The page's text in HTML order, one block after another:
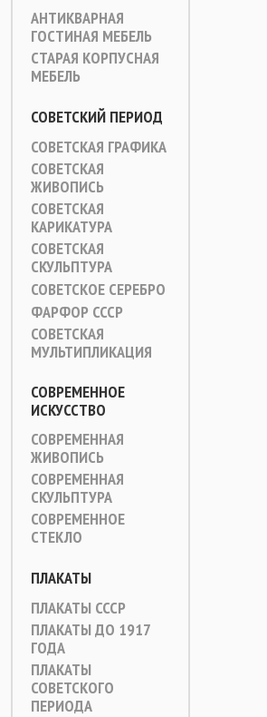
АНТИКВАРНАЯ
ГОСТИНАЯ МЕБЕЛЬ
СТАРАЯ КОРПУСНАЯ
МЕБЕЛЬ
СОВЕТСКИЙ ПЕРИОД
СОВЕТСКАЯ ГРАФИКА
СОВЕТСКАЯ
ЖИВОПИСЬ
СОВЕТСКАЯ
КАРИКАТУРА
СОВЕТСКАЯ
СКУЛЬПТУРА
СОВЕТСКОЕ СЕРЕБРО
ФАРФОР СССР
СОВЕТСКАЯ
МУЛЬТИПЛИКАЦИЯ
СОВРЕМЕННОЕ
ИСКУССТВО
СОВРЕМЕННАЯ
ЖИВОПИСЬ
СОВРЕМЕННАЯ
СКУЛЬПТУРА
СОВРЕМЕННОЕ
СТЕКЛО
ПЛАКАТЫ
ПЛАКАТЫ СССР
ПЛАКАТЫ ДО 1917
ГОДА
ПЛАКАТЫ
СОВЕТСКОГО
ПЕРИОДА